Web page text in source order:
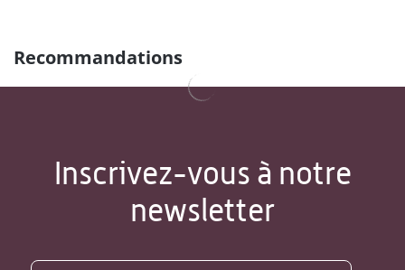
Recommandations
Inscrivez-vous à notre
newsletter